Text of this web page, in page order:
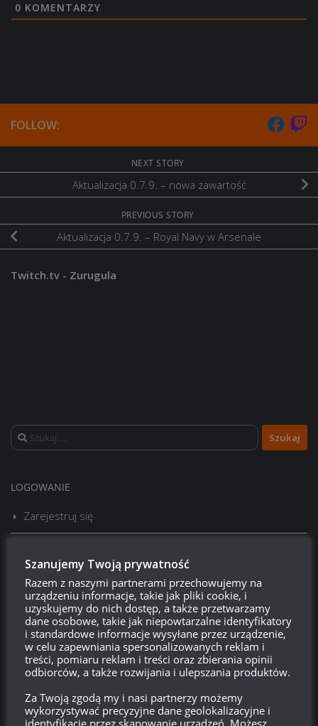
0 KOMENTARZY
FOLLOW:
NEXT STORY
Aktualizacja 0.7.9. – nowa zawartość
PREVIOUS STORY
Aktualizacja 0.7.9. – Royal Navy w Arsenale
Twitch.tv - Zurugula
Szukaj:
LOGOWANIE
Zarejestruj się
Kanał wpisów
Kanał komentarzy
WordPress.org
Brakwierzchołka drzewkaod:
Szanujemy Twoją prywatność
Razem z naszymi partnerami przechowujemy na
urządzeniu informacje, takie jak pliki cookie, i
uzyskujemy do nich dostęp, a także przetwarzamy
dane osobowe, takie jak niepowtarzalne identyfikatory
i standardowe informacje wysyłane przez urządzenie,
w celu zapewniania spersonalizowanych reklam i
treści, pomiaru reklam i treści oraz zbierania opinii
odbiorców, a także rozwijania i ulepszania produktów.
Za Twoją zgodą my i nasi partnerzy możemy
wykorzystywać precyzyjne dane geolokalizacyjne i
identyfikację przez skanowanie urządzeń. Możesz